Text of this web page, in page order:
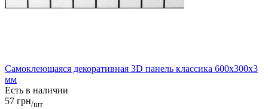
Самоклеющаяся декоративная 3D панель классика 600x300x3
мм
Есть в наличии
57 грн/шт